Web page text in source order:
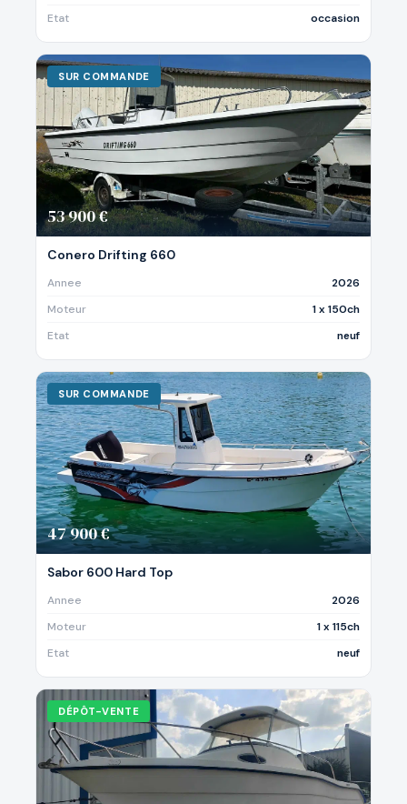
Etat
occasion
SUR COMMANDE
53 900 €
Conero Drifting 660
Annee
2026
Moteur
1 x 150ch
Etat
neuf
SUR COMMANDE
47 900 €
Sabor 600 Hard Top
Annee
2026
Moteur
1 x 115ch
Etat
neuf
DÉPÔT-VENTE